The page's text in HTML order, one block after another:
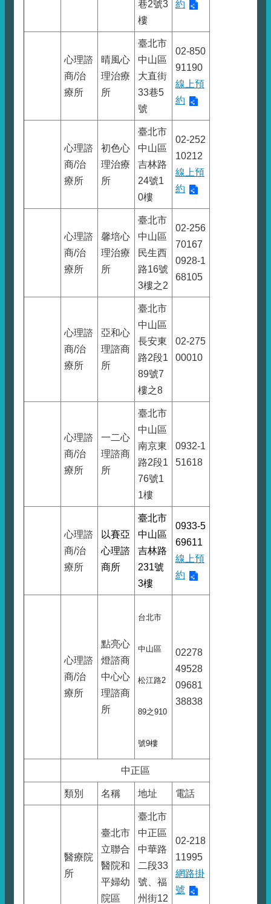
巷2號3
樓
約
心理諮
商/治
療所
晴風心
理治療
所
臺北市
中山區
大直街
33巷5
號
02-850
91190
線上預
約
心理諮
商/治
療所
初色心
理治療
所
臺北市
中山區
吉林路
24號1
0樓
02-252
10212
線上預
約
心理諮
商/治
療所
馨培心
理治療
所
臺北市
中山區
民生西
路16號
3樓之2
02-256
70167
0928-1
68105
心理諮
商/治
療所
亞和心
理諮商
所
臺北市
中山區
長安東
路2段1
89號7
樓之8
02-275
00010
心理諮
商/治
療所
一二心
理諮商
所
臺北市
中山區
南京東
路2段1
76號1
1樓
0932-1
51618
心理諮
商/治
療所
以賽亞
心理諮
商所
臺北市
中山區
吉林路
231號
3樓
0933-5
69611
線上預
約
心理諮
商/治
療所
點亮心
燈諮商
中心心
理諮商
所
台北市
中山區
松江路2
89之910
號9樓
02278
49528
09681
38838
中正區
類別 名稱 地址 電話
醫療院
所
臺北市
立聯合
醫院和
平婦幼
院區
臺北市
中正區
中華路
二段33
號、福
州街12
02-218
11995
網路掛
號